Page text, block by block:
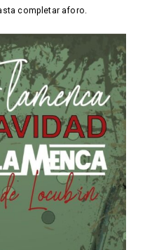
completar aforo.